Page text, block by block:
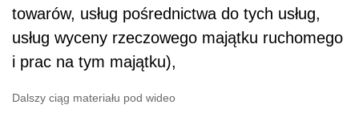
towarów, usług pośrednictwa do tych usług,
usług wyceny rzeczowego majątku ruchomego
i prac na tym majątku),
Dalszy ciąg materiału pod wideo